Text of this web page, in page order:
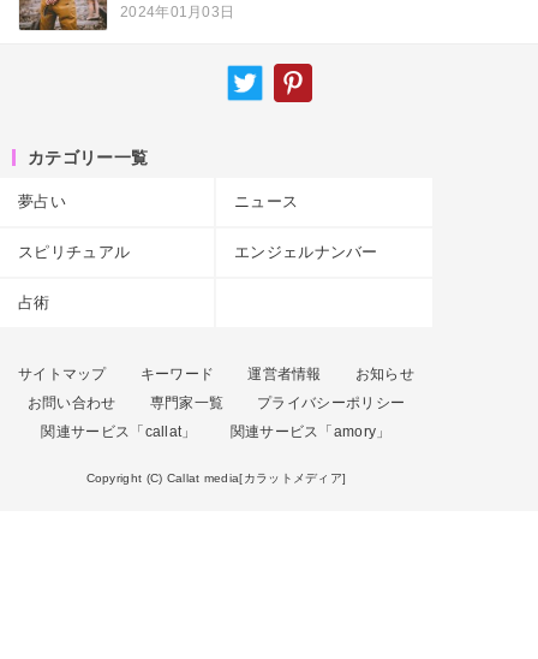
2024年01月03日
カテゴリー一覧
夢占い ニュース
スピリチュアル エンジェルナンバー
占術
サイトマップ キーワード 運営者情報
お知らせ
お問い合わせ
専門家一覧
プライバシーポリシー
関連サービス「callat」
関連サービス「amory」
Copyright (C) Callat media[カラットメディア]